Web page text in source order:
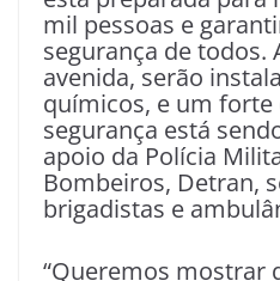
mil pessoas e
segurança de todos.
avenida, serão
químicos, e um forte
segurança está
apoio da Polícia
Bombeiros, Detran,
brigadistas e
“Queremos mostrar